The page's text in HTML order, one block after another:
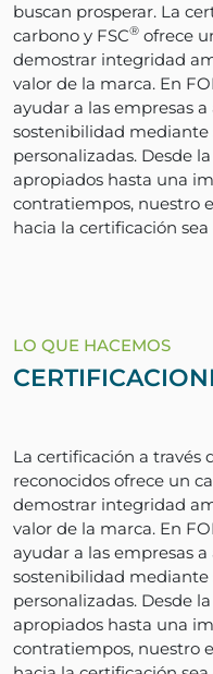
buscan prosperar. La
carbono y FSC® ofrece
demostrar integridad
valor de la marca. En
ayudar a las empresas
sostenibilidad mediante
personalizadas. Desde
apropiados hasta una
contratiempos, nuestro
hacia la certificación
LO QUE HACEMOS
La certificación a través
reconocidos ofrece un
demostrar integridad
valor de la marca. En
ayudar a las empresas
sostenibilidad mediante
personalizadas. Desde
apropiados hasta una
contratiempos, nuestro